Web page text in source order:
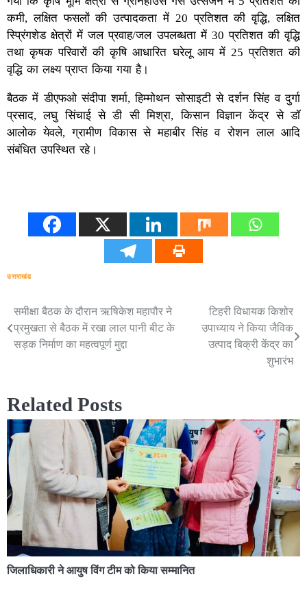
कमी, लक्षित फसलों की उत्पादकता में 20 प्रतिशत की वृद्धि, लक्षित
स्प्रिंगशेड क्षेत्रों में जल प्रवाह/जल उपलब्धता में 30 प्रतिशत की वृद्धि
तथा कृषक परिवारों की कृषि आधारित घरेलू आय में 25 प्रतिशत की
वृद्धि का लक्ष्य प्राप्त किया गया है।
बैठक में डीएफओ संदीपा शर्मा, हिम्मोथन सोसाइटी से दर्शन सिंह व दुर्गा
प्रसाद, लघु सिंचाई से डी सी मिश्रा, किसान विज्ञान केंद्र से डॉ
आलोक येवले, ग्रामीण विकास से महाबीर सिंह व रोशन लाल आदि
संबंधित उपस्थित रहे।
उत्तराखंड
Post
navigation
समीक्षा बैठक के दौरान ऋषिकेश महापौर ने
प्रमुखता से बैठक में रखा लाल पानी बीट के
सड़क निर्माण का महत्वपूर्ण मुद्दा
टिहरी विधायक किशोर
उपाध्याय ने किया जैविक
उत्पाद बिक्री केंद्र का
शुभारंभ
Related Posts
जिलाधिकारी ने आयुष विंग टीम को किया सम्मानित